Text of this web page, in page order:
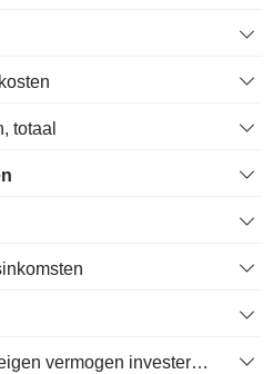
totaal
Inkomen (verlies) op eigen vermogen investering.